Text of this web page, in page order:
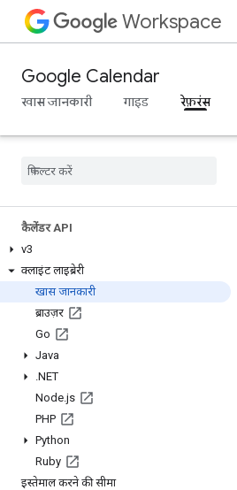
Workspace
Google Calendar
खास जानकारी गाइड रेफ़रंस
कैलेंडर API
v3
क्लाइंट लाइब्रेरी
खास जानकारी
ब्राउज़र
Go
Java
.NET
Node.js
PHP
Python
Ruby
इस्तेमाल करने की सीमा